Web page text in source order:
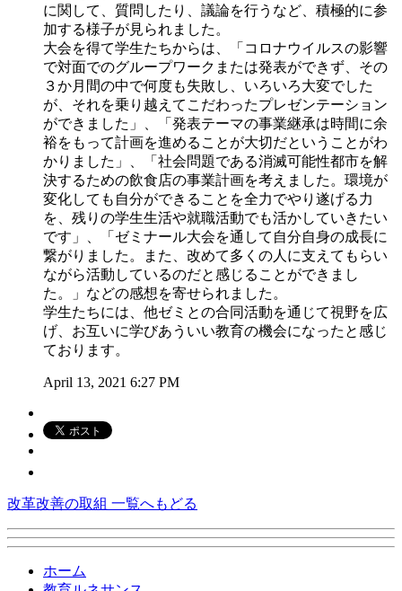
に関して、質問したり、議論を行うなど、積極的に参
加する様子が見られました。
大会を得て学生たちからは、「コロナウイルスの影響
で対面でのグループワークまたは発表ができず、その
３か月間の中で何度も失敗し、いろいろ大変でした
が、それを乗り越えてこだわったプレゼンテーション
ができました」、「発表テーマの事業継承は時間に余
裕をもって計画を進めることが大切だということがわ
かりました」、「社会問題である消滅可能性都市を解
決するための飲食店の事業計画を考えました。環境が
変化しても自分ができることを全力でやり遂げる力
を、残りの学生生活や就職活動でも活かしていきたい
です」、「ゼミナール大会を通して自分自身の成長に
繋がりました。また、改めて多くの人に支えてもらい
ながら活動しているのだと感じることができまし
た。」などの感想を寄せられました。
学生たちには、他ゼミとの合同活動を通じて視野を広
げ、お互いに学びあういい教育の機会になったと感じ
ております。
April 13, 2021 6:27 PM
改革改善の取組 一覧へもどる
ホーム